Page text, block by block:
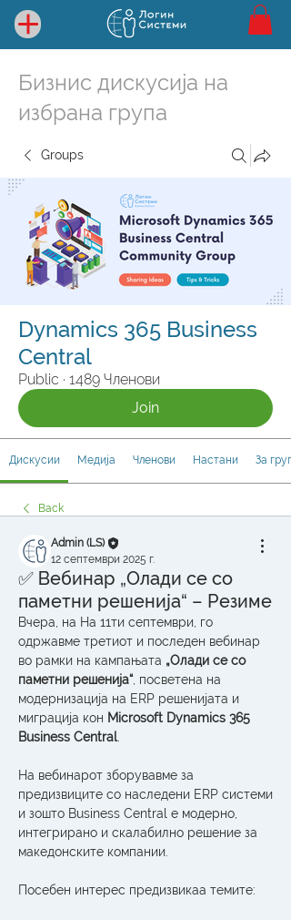
Бизнис дискусија на
избрана група
Groups
Dynamics 365 Business
Central
Public · 1489 Членови
Join
Дискусии Медија Членови Настани За
Back
Admin (LS)
12 септември 2025 г.
✅ Вебинар „Олади се со
паметни решенија“ – Резиме
Вчера, на На 11ти септември, го
одржавме третиот и последен вебинар
во рамки на кампањата „Олади се со
паметни решенија“, посветена на
модернизација на ERP решенијата и
миграција кон Microsoft Dynamics 365
Business Central.
На вебинарот зборувавме за
предизвиците со наследени ERP системи
и зошто Business Central е модерно,
интегрирано и скалабилно решение за
македонските компании.
Посебен интерес предизвикаа темите: